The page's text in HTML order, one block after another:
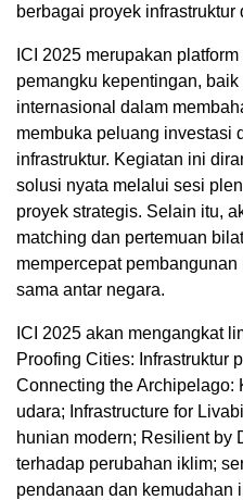
berbagai proyek
ICI 2025 merupakan
pemangku kepentingan,
internasional dalam
membuka peluang investasi
infrastruktur. Kegiatan ini
solusi nyata melalui sesi
proyek strategis. Selain itu,
matching dan pertemuan
mempercepat
sama antar negara.
ICI 2025 akan mengangkat
Proofing Cities: Infrastruktur
Connecting the Archipelago:
udara; Infrastructure for
hunian modern; Resilient by
terhadap perubahan iklim;
pendanaan dan kemudahan